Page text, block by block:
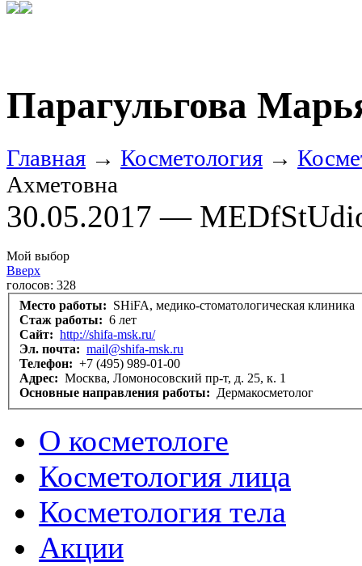
Парагульгова
Главная → Косметология →
Ахметовна
30.05.2017 —
Мой выбор
Вверх
голосов: 328
Место работы: SHiFA, медико-стоматологическая клиника
Стаж работы: 6 лет
Сайт: http://shifa-msk.ru/
Эл. почта: mail@shifa-msk.ru
Телефон: +7 (495) 989-01-00
Адрес: Москва, Ломоносовский пр-т, д. 25, к. 1
Основные направления работы: Дермакосметолог
О косметологе
Косметология лица
Косметология тела
Акции